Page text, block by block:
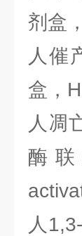
剂盒
人催
盒，
人凋
酶联
人